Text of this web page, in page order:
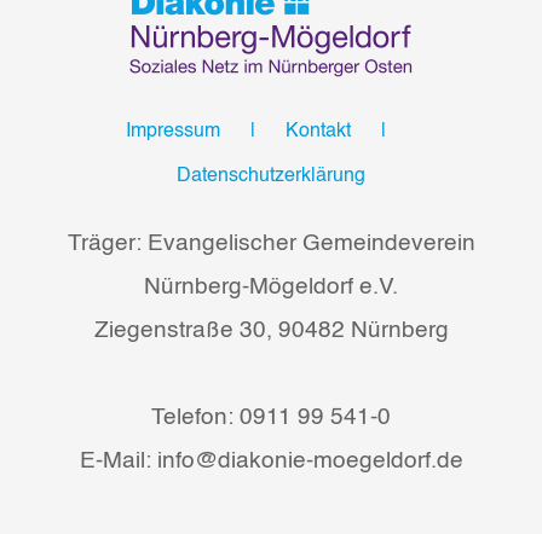
Impressum Kontakt
Datenschutzerklärung
Träger: Evangelischer Gemeindeverein
Nürnberg-Mögeldorf e.V.
Ziegenstraße 30, 90482 Nürnberg
Telefon: 0911 99 541-0
E-Mail: info@diakonie-moegeldorf.de